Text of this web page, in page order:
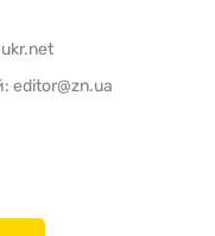
editor@zn.ua